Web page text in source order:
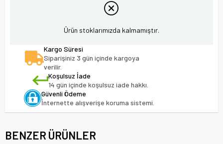
Ürün stoklarımızda kalmamıştır.
Kargo Süresi
Siparişiniz 3 gün içinde kargoya
verilir.
Koşulsuz İade
14 gün içinde koşulsuz iade hakkı.
Güvenli Ödeme
İnternette alışverişe koruma sistemi.
BENZER ÜRÜNLER